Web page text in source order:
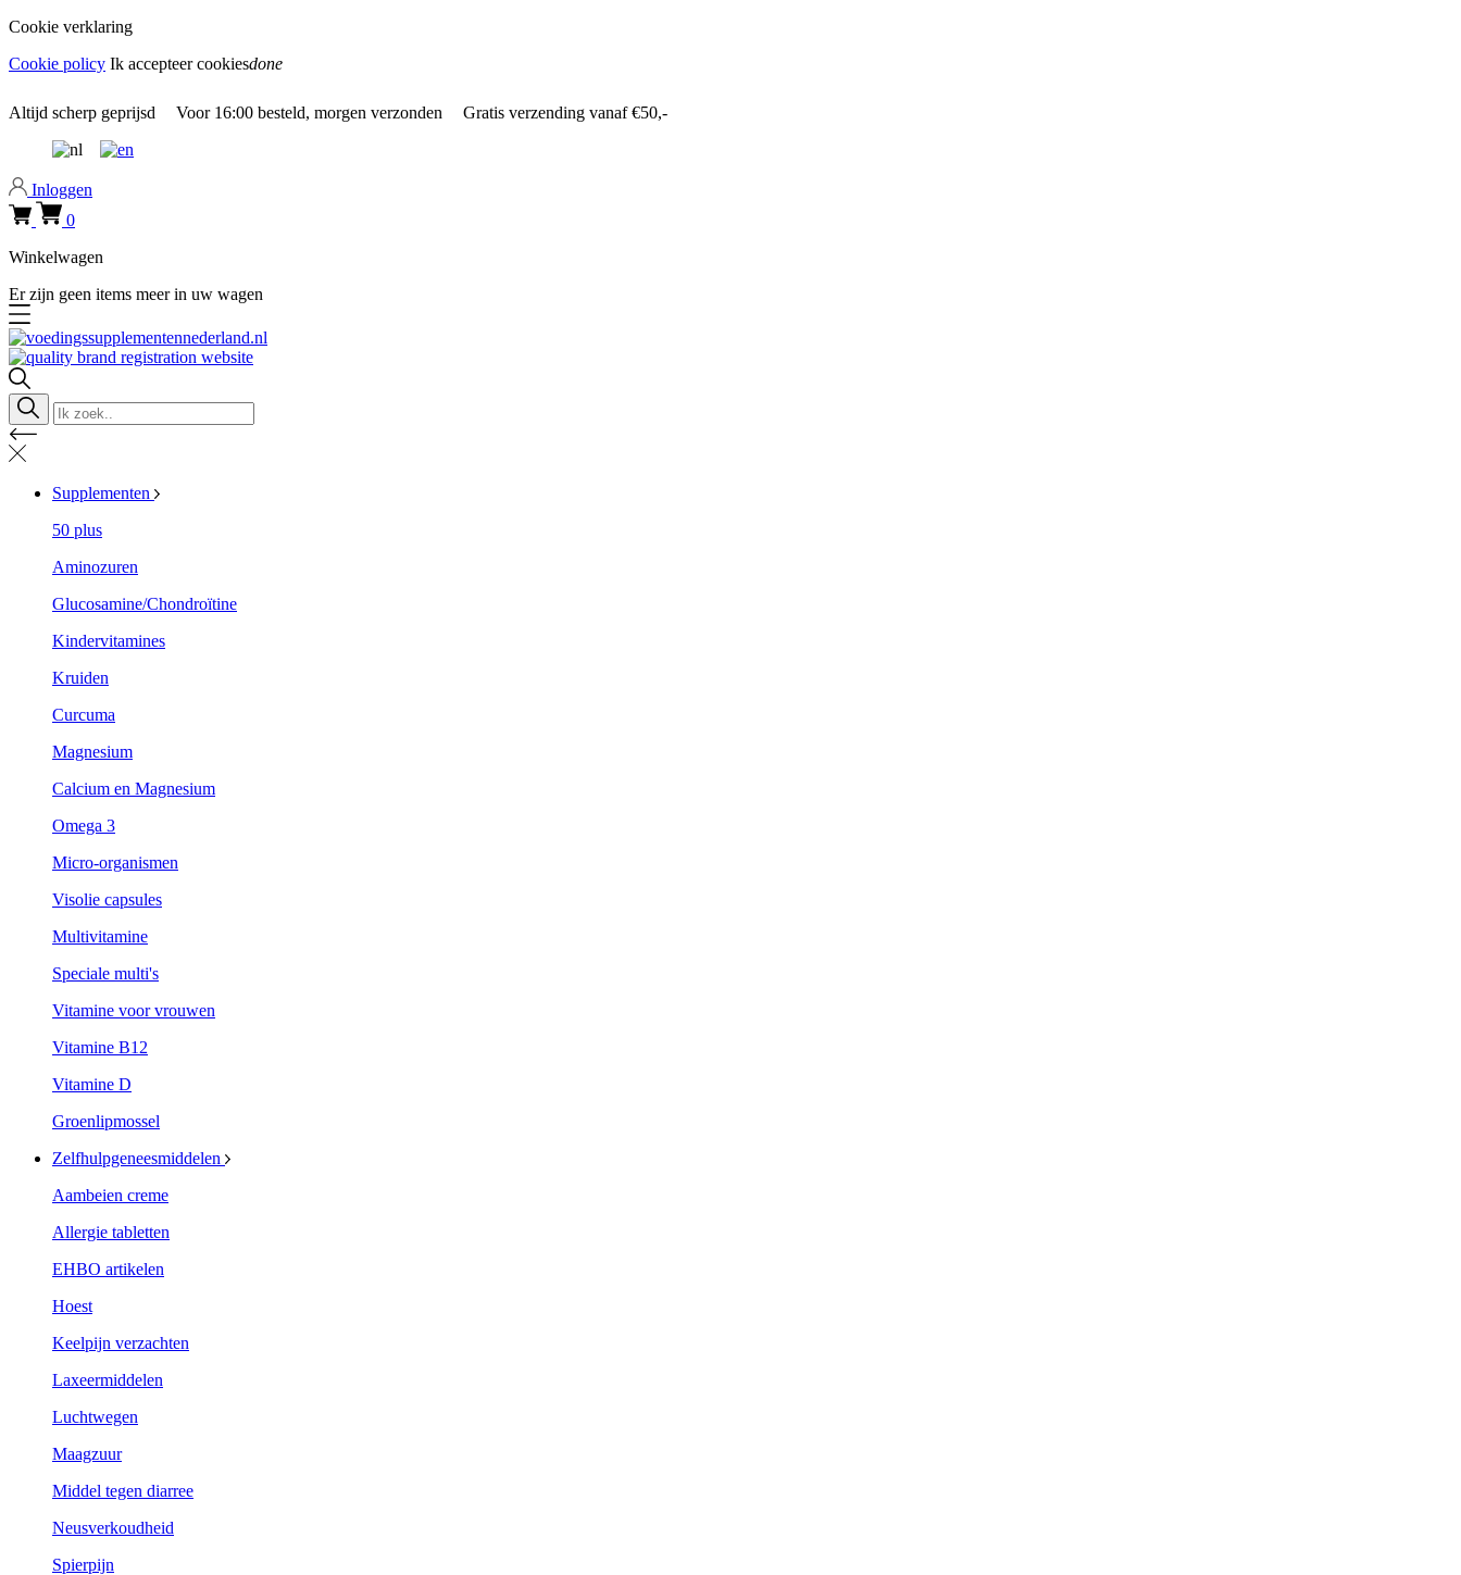
Cookie verklaring
Cookie policy Ik accepteer cookiesdone
Altijd scherp geprijsd Voor 16:00 besteld, morgen verzonden Gratis verzending vanaf €50,-
Inloggen
0
Winkelwagen
Er zijn geen items meer in uw wagen
Supplementen
50 plus
Aminozuren
Glucosamine/Chondroïtine
Kindervitamines
Kruiden
Curcuma
Magnesium
Calcium en Magnesium
Omega 3
Micro-organismen
Visolie capsules
Multivitamine
Speciale multi's
Vitamine voor vrouwen
Vitamine B12
Vitamine D
Groenlipmossel
Zelfhulpgeneesmiddelen
Aambeien creme
Allergie tabletten
EHBO artikelen
Hoest
Keelpijn verzachten
Laxeermiddelen
Luchtwegen
Maagzuur
Middel tegen diarree
Neusverkoudheid
Spierpijn